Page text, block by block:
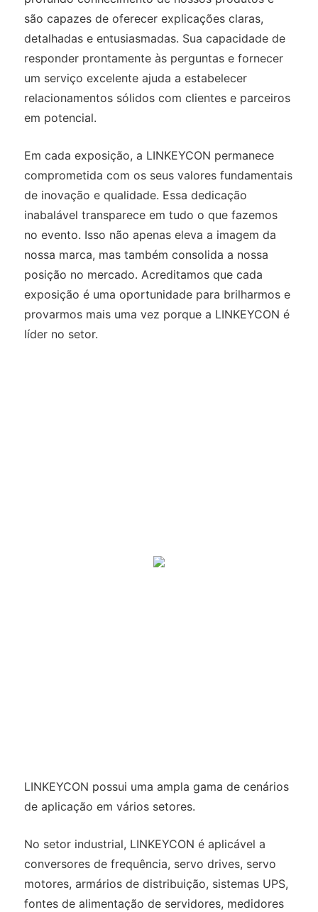
são capazes de oferecer explicações claras,
detalhadas e entusiasmadas. Sua capacidade de
responder prontamente às perguntas e fornecer
um serviço excelente ajuda a estabelecer
relacionamentos sólidos com clientes e parceiros
em potencial.
Em cada exposição, a LINKEYCON permanece
comprometida com os seus valores fundamentais
de inovação e qualidade. Essa dedicação
inabalável transparece em tudo o que fazemos
no evento. Isso não apenas eleva a imagem da
nossa marca, mas também consolida a nossa
posição no mercado. Acreditamos que cada
exposição é uma oportunidade para brilharmos e
provarmos mais uma vez porque a LINKEYCON é
líder no setor.
LINKEYCON possui uma ampla gama de cenários
de aplicação em vários setores.
No setor industrial, LINKEYCON é aplicável a
conversores de frequência, servo drives, servo
motores, armários de distribuição, sistemas UPS,
fontes de alimentação de servidores, medidores